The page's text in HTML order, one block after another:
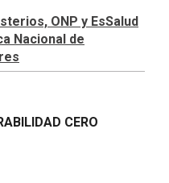
ONP y EsSalud
Nacional de
CERO